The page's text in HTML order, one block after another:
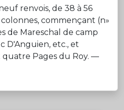
renvois, de 38 à 56
commençant (n»
de Mareschal de camp
D'Anguien, etc., et
quatre Pages du Roy. —